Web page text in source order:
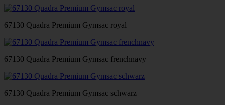
67130 Quadra Premium Gymsac royal
67130 Quadra Premium Gymsac frenchnavy
67130 Quadra Premium Gymsac schwarz